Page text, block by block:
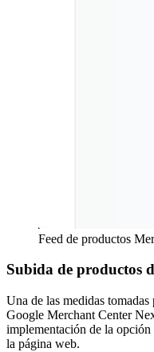
Feed de productos
Subida de productos
Una de las medidas tomadas
Google Merchant Center
implementación de la opción
la página web.